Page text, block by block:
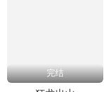
完结